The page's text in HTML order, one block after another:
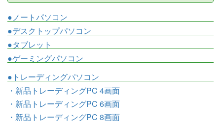
●ノートパソコン
●デスクトップパソコン
●タブレット
●ゲーミングパソコン
●トレーディングパソコン
・新品トレーディングPC 4画面
・新品トレーディングPC 6画面
・新品トレーディングPC 8画面